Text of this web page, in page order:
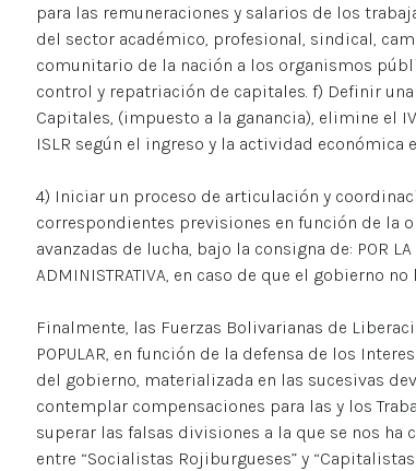
para las remuneraciones y salarios de los
del sector académico, profesional, sindical,
comunitario de la nación a los organismos
control y repatriación de capitales. f) Definir
Capitales, (impuesto a la ganancia), elimine el
ISLR según el ingreso y la actividad económica
4) Iniciar un proceso de articulación y
correspondientes previsiones en función de la
avanzadas de lucha, bajo la consigna de: POR LA
ADMINISTRATIVA, en caso de que el gobierno
Finalmente, las Fuerzas Bolivarianas de
POPULAR, en función de la defensa de los
del gobierno, materializada en las sucesivas
contemplar compensaciones para las y los
superar las falsas divisiones a la que se nos
entre “Socialistas Rojiburgueses” y